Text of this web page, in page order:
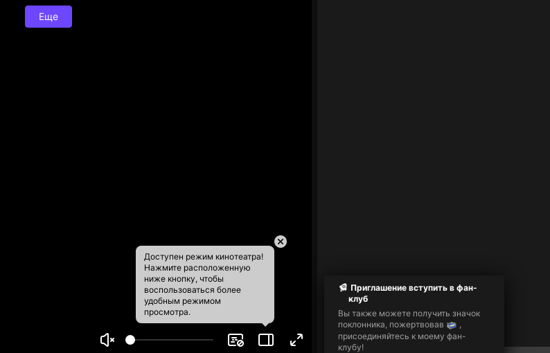
Доступен режим кинотеатра!
Нажмите расположенную
ниже кнопку, чтобы
воспользоваться более
удобным режимом
просмотра.
Еще
Приглашение вступить в фан-
клуб
Вы также можете получить значок
поклонника, пожертвовав
присоединяйтесь к моему фан-
клубу!